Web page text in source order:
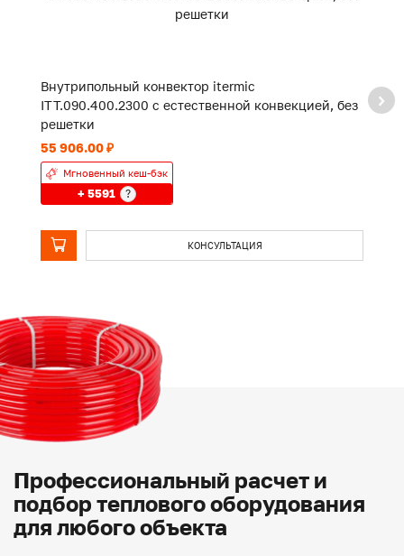
Внутрипольный конвектор itermic
ITT.090.400.2300 с естественной конвекцией, без
решетки
55 906.00 ₽
Мгновенный кеш-бэк
+ 5591 ?
КОНСУЛЬТАЦИЯ
с
Профессиональный расчет и
подбор теплового оборудования
для любого объекта